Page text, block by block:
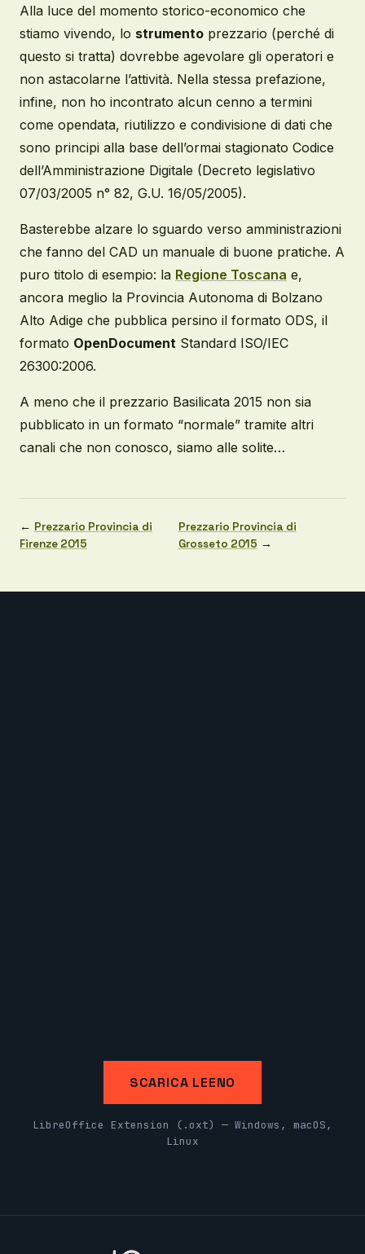
Alla luce del momento storico-economico che
stiamo vivendo, lo strumento prezzario (perché di
questo si tratta) dovrebbe agevolare gli operatori e
non astacolarne l’attività. Nella stessa prefazione,
infine, non ho incontrato alcun cenno a termini
come opendata, riutilizzo e condivisione di dati che
sono principi alla base dell’ormai stagionato Codice
dell’Amministrazione Digitale (Decreto legislativo
07/03/2005 n° 82, G.U. 16/05/2005).
Basterebbe alzare lo sguardo verso amministrazioni
che fanno del CAD un manuale di buone pratiche. A
puro titolo di esempio: la Regione Toscana e,
ancora meglio la Provincia Autonoma di Bolzano
Alto Adige che pubblica persino il formato ODS, il
formato OpenDocument Standard ISO/IEC
26300:2006.
A meno che il prezzario Basilicata 2015 non sia
pubblicato in un formato “normale” tramite altri
canali che non conosco, siamo alle solite…
← Prezzario Provincia di
Firenze 2015
Prezzario Provincia di
Grosseto 2015 →
SCARICA LEENO
LibreOffice Extension (.oxt) — Windows, macOS,
Linux